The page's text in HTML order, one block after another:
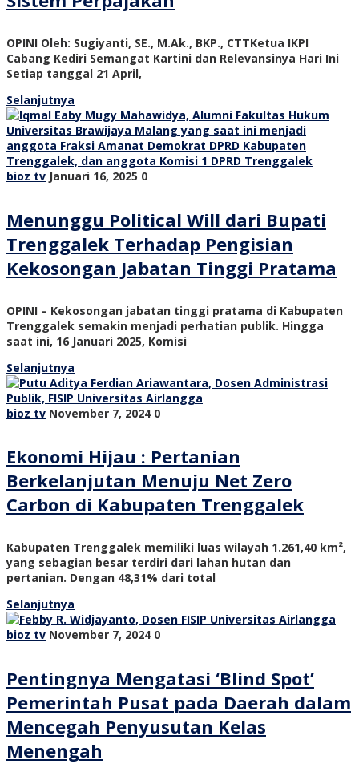
OPINI Oleh: Sugiyanti, SE., M.Ak., BKP., CTTKetua IKPI
Cabang Kediri Semangat Kartini dan Relevansinya Hari Ini
Setiap tanggal 21 April,
Selanjutnya
bioz tv Januari 16, 2025 0
Menunggu Political Will dari Bupati
Trenggalek Terhadap Pengisian
Kekosongan Jabatan Tinggi Pratama
OPINI – Kekosongan jabatan tinggi pratama di Kabupaten
Trenggalek semakin menjadi perhatian publik. Hingga
saat ini, 16 Januari 2025, Komisi
Selanjutnya
bioz tv November 7, 2024 0
Ekonomi Hijau : Pertanian
Berkelanjutan Menuju Net Zero
Carbon di Kabupaten Trenggalek
Kabupaten Trenggalek memiliki luas wilayah 1.261,40 km²,
yang sebagian besar terdiri dari lahan hutan dan
pertanian. Dengan 48,31% dari total
Selanjutnya
bioz tv November 7, 2024 0
Pentingnya Mengatasi ‘Blind Spot’
Pemerintah Pusat pada Daerah dalam
Mencegah Penyusutan Kelas
Menengah